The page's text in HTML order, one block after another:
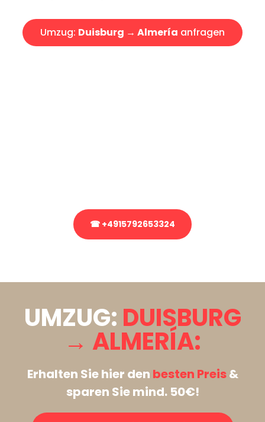
Umzug: Duisburg → Almería anfragen
☎ +4915792653324
UMZUG: DUISBURG
→ ALMERÍA:
Erhalten Sie hier den besten Preis&
sparen Sie mind. 50€!